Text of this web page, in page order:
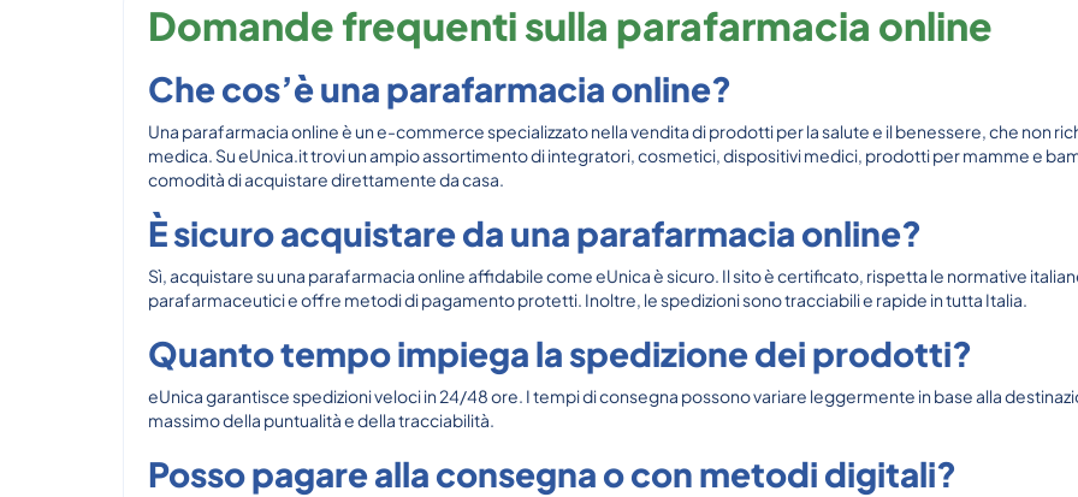
Domande frequenti sulla parafarmacia online
Che cos’è una parafarmacia online?
Una parafarmacia online è un e-commerce specializzato nella vendita di prodotti per la salute e il benessere, che non
medica. Su eUnica.it trovi un ampio assortimento di integratori, cosmetici, dispositivi medici, prodotti per mamme e
comodità di acquistare direttamente da casa.
È sicuro acquistare da una parafarmacia online?
Sì, acquistare su una parafarmacia online affidabile come eUnica è sicuro. Il sito è certificato, rispetta le normative
parafarmaceutici e offre metodi di pagamento protetti. Inoltre, le spedizioni sono tracciabili e rapide in tutta Italia.
Quanto tempo impiega la spedizione dei prodotti?
eUnica garantisce spedizioni veloci in 24/48 ore. I tempi di consegna possono variare leggermente in base alla
massimo della puntualità e della tracciabilità.
Posso pagare alla consegna o con metodi digitali?